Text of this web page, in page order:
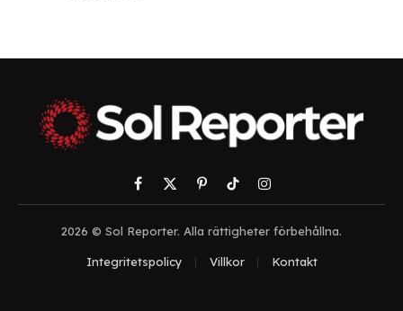
Facebook
X
PinterestTikTokInstagram
2026 © Sol Reporter. Alla rättigheter förbehållna.
Integritetspolicy Villkor Kontakt